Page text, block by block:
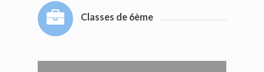
Classes de 6ème